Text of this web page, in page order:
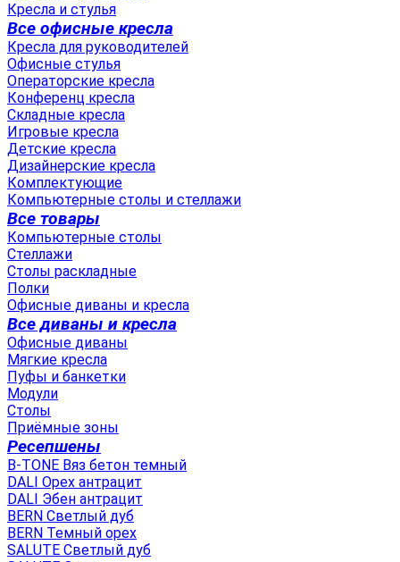
Кресла и стулья
Все офисные кресла
Кресла для руководителей
Офисные стулья
Операторские кресла
Конференц кресла
Складные кресла
Игровые кресла
Детские кресла
Дизайнерские кресла
Комплектующие
Компьютерные столы и стеллажи
Все товары
Компьютерные столы
Стеллажи
Столы раскладные
Полки
Офисные диваны и кресла
Все диваны и кресла
Офисные диваны
Мягкие кресла
Пуфы и банкетки
Модули
Столы
Приёмные зоны
Ресепшены
B-TONE Вяз бетон темный
DALI Орех антрацит
DALI Эбен антрацит
BERN Светлый дуб
BERN Темный орех
SALUTE Светлый дуб